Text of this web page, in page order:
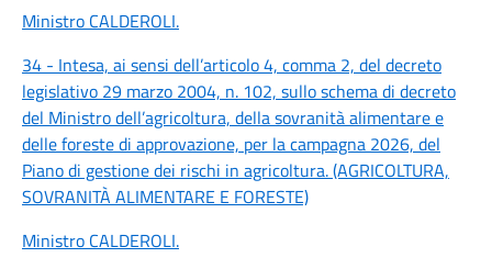
Ministro CALDEROLI.
34 - Intesa, ai sensi dell’articolo 4, comma 2, del decreto
legislativo 29 marzo 2004, n. 102, sullo schema di decreto
del Ministro dell’agricoltura, della sovranità alimentare e
delle foreste di approvazione, per la campagna 2026, del
Piano di gestione dei rischi in agricoltura. (AGRICOLTURA,
SOVRANITÀ ALIMENTARE E FORESTE)
Ministro CALDEROLI.